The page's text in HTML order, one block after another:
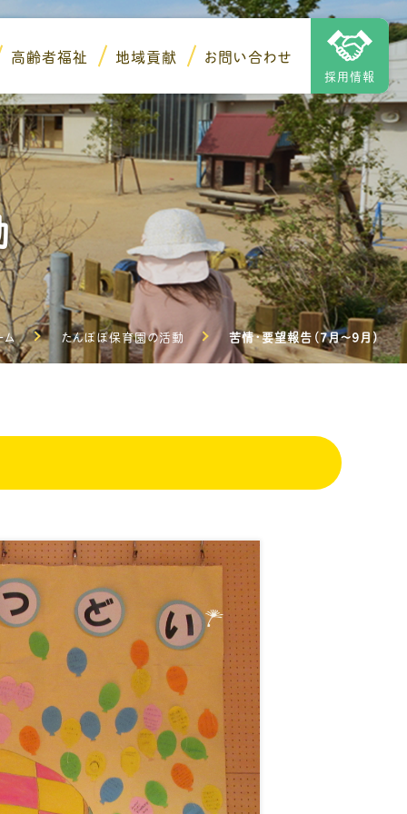
高齢者福祉 地域貢献 お問い合わせ
採用情報
ム たんぽぽ保育園の活動 苦情・要望報告（7月～9月）